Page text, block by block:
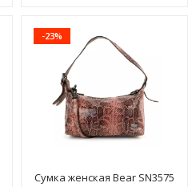
-23%
Сумка женская Bear SN3575